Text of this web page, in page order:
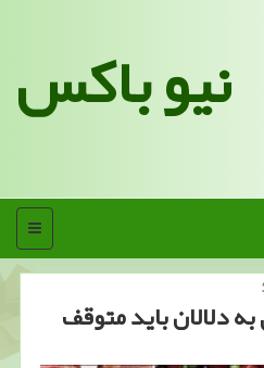
نیو باکس
منو
دلالان باید متوقف